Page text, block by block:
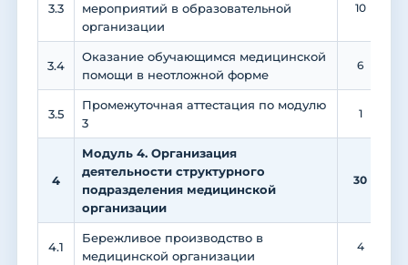
3.3
мероприятий в образовательной
организации
10
3.4
Оказание обучающимся медицинской
помощи в неотложной форме
6
3.5
Промежуточная аттестация по модулю
3
1
4
Модуль 4. Организация
деятельности структурного
подразделения медицинской
организации
30
4.1
Бережливое производство в
медицинской организации
4